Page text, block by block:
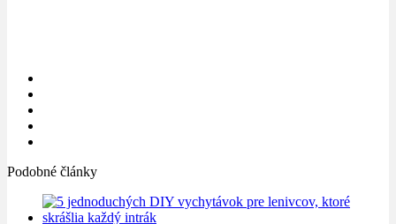
Podobné články